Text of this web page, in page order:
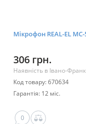
Мікрофон REAL-EL
306 грн.
Наявність в Івано-
Код товару: 670634
Гарантія: 12 міс.
0